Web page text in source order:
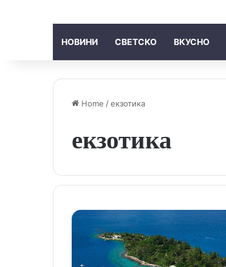
НОВИНИ СВЕТСКО ВКУСНО
Home /екзотика
екзотика